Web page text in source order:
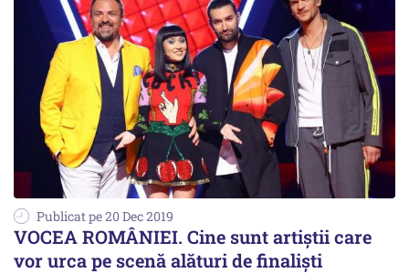
Publicat pe 20 Dec 2019
VOCEA ROMÂNIEI. Cine sunt artiștii care
vor urca pe scenă alături de finaliști